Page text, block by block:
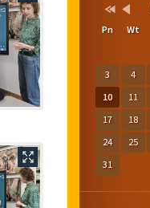
Przestaw
na na
Pn Wt
3
4
10
11
17
18
24
25
31